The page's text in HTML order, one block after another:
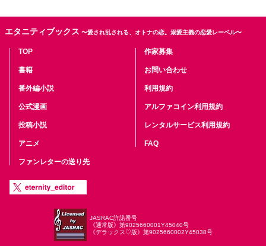
エタニティブックス 〜愛され乱される、オトナの恋。溺愛主義の恋愛レーベル〜
TOP
書籍
番外編小説
公式漫画
投稿小説
アニメ
ファンレターの送り先
作家募集
お問い合わせ
利用規約
アルファコイン利用規約
レンタルサービス利用規約
FAQ
JASRAC許諾番号
《通常版》第9025660001Y45040号
《デラックス♡版》第9025660002Y45038号